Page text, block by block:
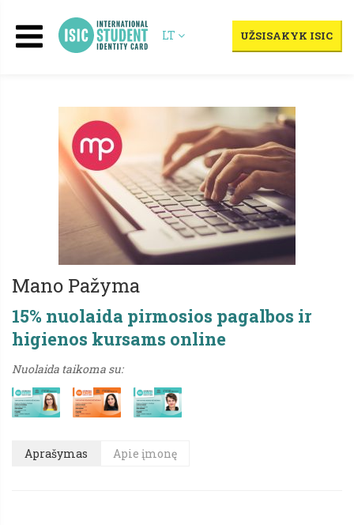
LT UŽSISAKYK ISIC
Mano Pažyma
15% nuolaida pirmosios pagalbos ir
higienos kursams online
Nuolaida taikoma su:
Aprašymas Apie įmonę